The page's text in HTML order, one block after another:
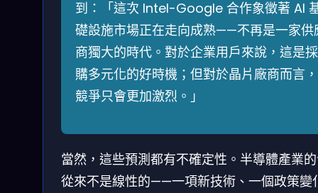
到：「這次 Intel-Google 合作象徵著 AI
礎設施市場正在走向成熟——不再是一家供
商獨大的時代。對於企業用戶來說，這是採
購多元化的好時機；但對於晶片廠商而言，
競爭只會更加激烈。」
當然，這些預測都有不確定性。半導體產業
從來不是線性的——一項新技術、一個政策變